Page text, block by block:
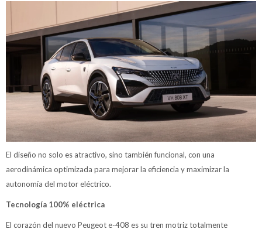
El diseño no solo es atractivo, sino también funcional, con una
aerodinámica optimizada para mejorar la eficiencia y maximizar la
autonomía del motor eléctrico.
Tecnología 100% eléctrica
El corazón del nuevo Peugeot e-408 es su tren motriz totalmente